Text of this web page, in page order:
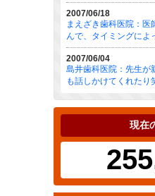
2007/06/18
まえざき歯科医院：医
んで、タイミングによ
2007/06/04
島井歯科医院：先生が
も話しかけてくれたり
現在